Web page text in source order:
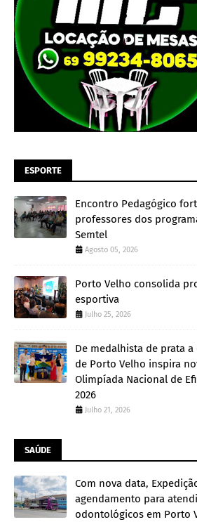
ESPORTE
Encontro Pedagógico
professores dos
Semtel
Agosto 05, 2026
Porto Velho consolida
esportiva
Julho 25, 2026
De medalhista de prata
de Porto Velho inspira
Olimpíada Nacional de
2026
Julho 21, 2026
SAÚDE
Com nova data,
agendamento para
odontológicos em Porto